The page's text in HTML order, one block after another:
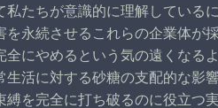
私たちが意識的に理解している
を永続させるこれらの企業体が
全にやめるという気の遠くなる
生活に対する砂糖の支配的な影
縛を完全に打ち破るのに役立つ